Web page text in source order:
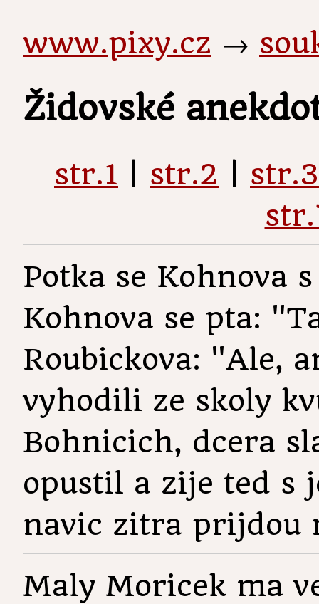
www.pixy.cz →
Židovské
str.1 str.2
str.3
Potka se Kohnova
Kohnova se pta:
Roubickova: "Ale,
vyhodili ze skoly
Bohnicich, dcera
opustil a zije ted s
navic zitra prijdou
Maly Moricek ma